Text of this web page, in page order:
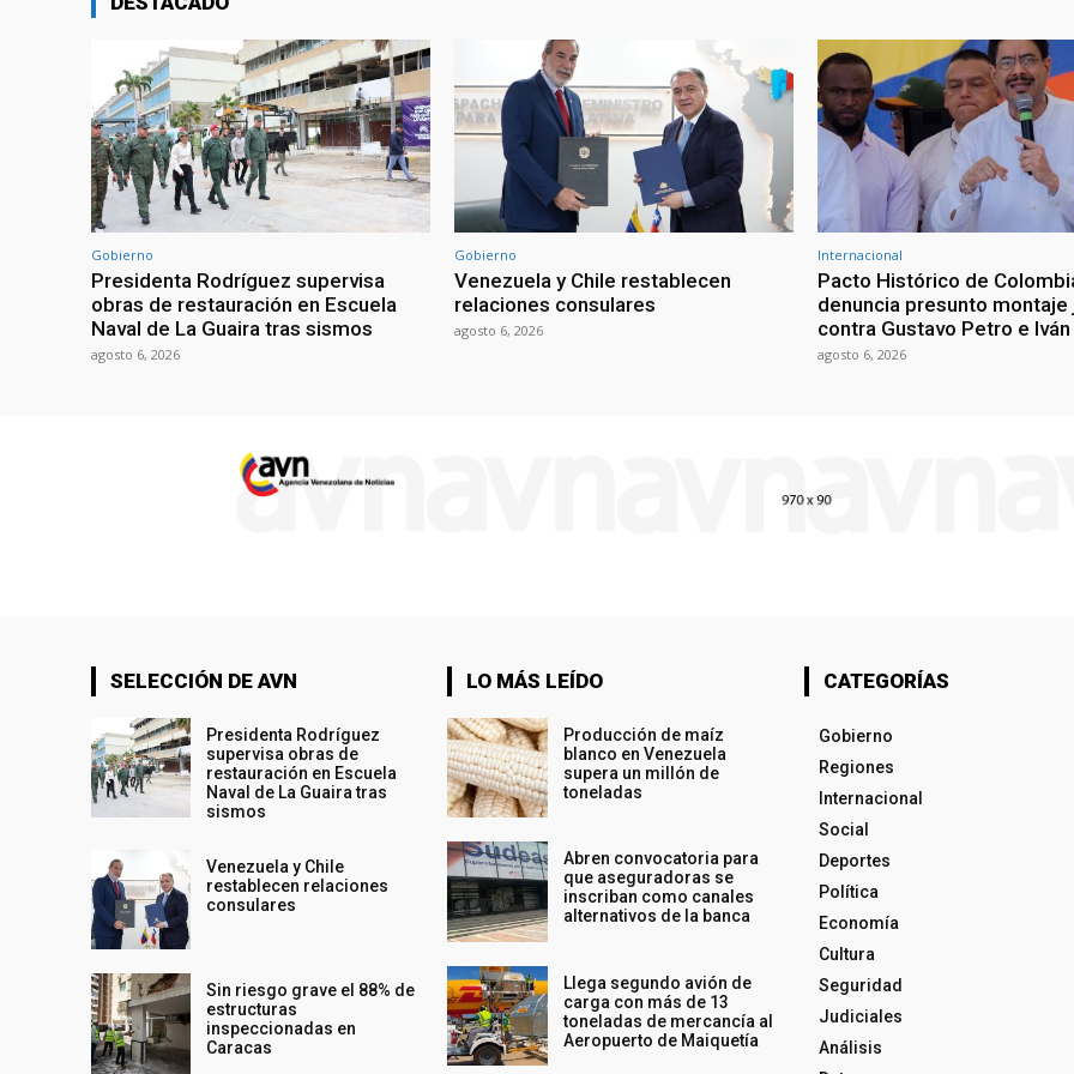
Gobierno
Presidenta Rodríguez supervisa
obras de restauración en Escuela
Naval de La Guaira tras sismos
agosto 6, 2026
Gobierno
Venezuela y Chile restablecen
relaciones consulares
agosto 6, 2026
Internacional
Pacto Histórico de
denuncia presunto montaje
contra Gustavo Petro e
agosto 6, 2026
SELECCIÓN DE AVN
Presidenta Rodríguez
supervisa obras de
restauración en Escuela
Naval de La Guaira tras
sismos
Venezuela y Chile
restablecen relaciones
consulares
Sin riesgo grave el 88% de
estructuras
inspeccionadas en
Caracas
LO MÁS LEÍDO
Producción de maíz
blanco en Venezuela
supera un millón de
toneladas
Abren convocatoria para
que aseguradoras se
inscriban como canales
alternativos de la banca
Llega segundo avión de
carga con más de 13
toneladas de mercancía al
Aeropuerto de Maiquetía
CATEGORÍAS
Gobierno
Regiones
Internacional
Social
Deportes
Política
Economía
Cultura
Seguridad
Judiciales
Análisis